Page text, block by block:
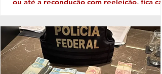
Identidade com o eleitor de cada região.
território da Costa do Descobrimento, com
abrangência na Costa das Baleias, ou seja,
no grande Extremo Sul baiano, entre as
tantas candidaturas para ocupar uma vaga